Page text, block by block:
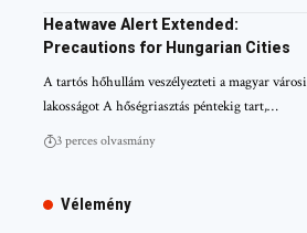
Heatwave Alert Extended:
Precautions for Hungarian Cities
A tartós hőhullám veszélyezteti a magyar városi
lakosságot A hőségriasztás péntekig tart,…
3 perces olvasmány
Vélemény